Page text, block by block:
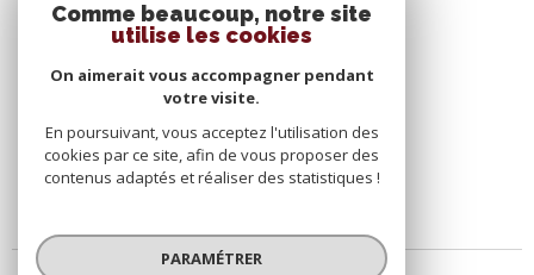
Comme beaucoup, notre site
utilise les cookies
On aimerait vous accompagner pendant
votre visite.
En poursuivant, vous acceptez l'utilisation des
cookies par ce site, afin de vous proposer des
contenus adaptés et réaliser des statistiques !
PARAMÉTRER